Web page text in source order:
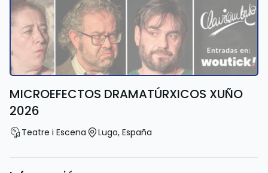
MICROEFECTOS DRAMATÚRXICOS XUÑO
2026
Teatre i Escena Lugo, España